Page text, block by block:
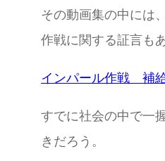
その動画集の中には
作戦に関する証言も
インパール作戦 補
すでに社会の中で一
きだろう。